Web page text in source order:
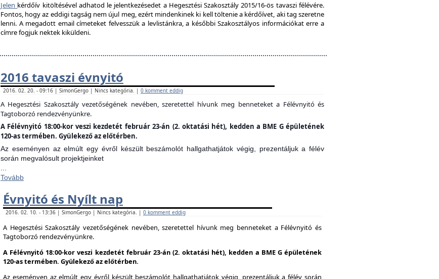
Jelen kérdőív kitöltésével adhatod le jelentkezésedet a Hegesztési Szakosztály 2015/16-ös tavaszi félévére.
Fontos, hogy az eddigi tagság nem újul meg, ezért mindenkinek ki kell töltenie a kérdőívet, aki tag szeretne
lenni. A megadott email címeteket felvesszük a levlistánkra, a későbbi Szakosztályos információkat erre a
címre fogjuk nektek kiküldeni.
2016 tavaszi évnyitó
2016. 02. 20. - 09:16 | SimonGergo | Nincs kategória. | 0 komment eddig
A Hegesztési Szakosztály vezetőségének nevében, szeretettel hívunk meg benneteket a Félévnyitó és
Tagtoborzó rendezvényünkre.
A Félévnyitó 18:00-kor veszi kezdetét február 23-án (2. oktatási hét), kedden a BME G épületének
120-as termében. Gyülekező az előtérben.
Az eseményen az elmúlt egy évről készült beszámolót hallgathatjátok végig, prezentáljuk a félév
során megvalósult projektjeinket
Tovább
Évnyitó és Nyílt nap
2016. 02. 10. - 13:36 | SimonGergo | Nincs kategória. | 0 komment eddig
A Hegesztési Szakosztály vezetőségének nevében, szeretettel hívunk meg benneteket a Félévnyitó és
Tagtoborzó rendezvényünkre.
A Félévnyitó 18:00-kor veszi kezdetét február 23-án (2. oktatási hét), kedden a BME G épületének
120-as termében. Gyülekező az előtérben.
Az eseményen az elmúlt egy évről készült beszámolót hallgathatjátok végig, prezentáljuk a félév során